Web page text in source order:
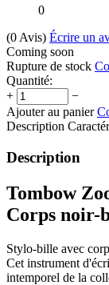
0
(0 Avis) Écrire un
Coming soon
Rupture de stock
Quantité:
+
−
Ajouter au panier
Description
Description
Tombow
Corps noir-
Stylo-bille avec
Cet instrument
intemporel de la